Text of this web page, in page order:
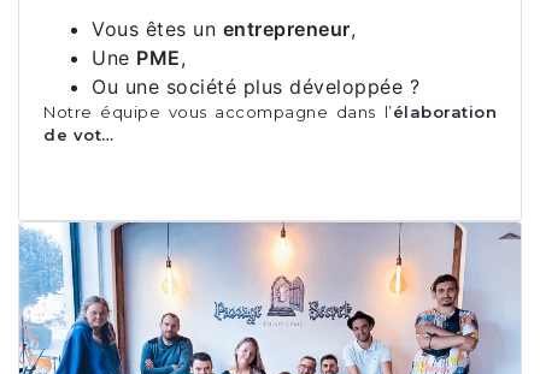
Vous êtes un entrepreneur,
Une PME,
Ou une société plus développée ?
Notre équipe vous accompagne dans l’élaboration
de vot…